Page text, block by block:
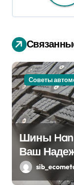
а
и
я
п
о
з
п
Советы
Шины
Ваш
Снежных